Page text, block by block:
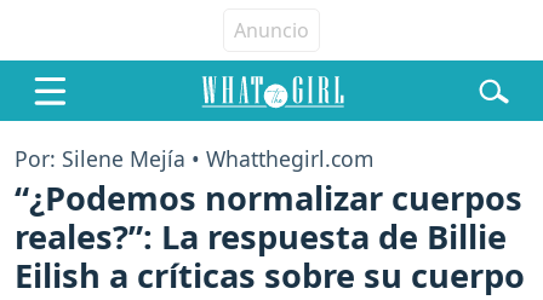
Por: Silene Mejía • Whatthegirl.com
“¿Podemos normalizar cuerpos
reales?”: La respuesta de Billie
Eilish a críticas sobre su cuerpo